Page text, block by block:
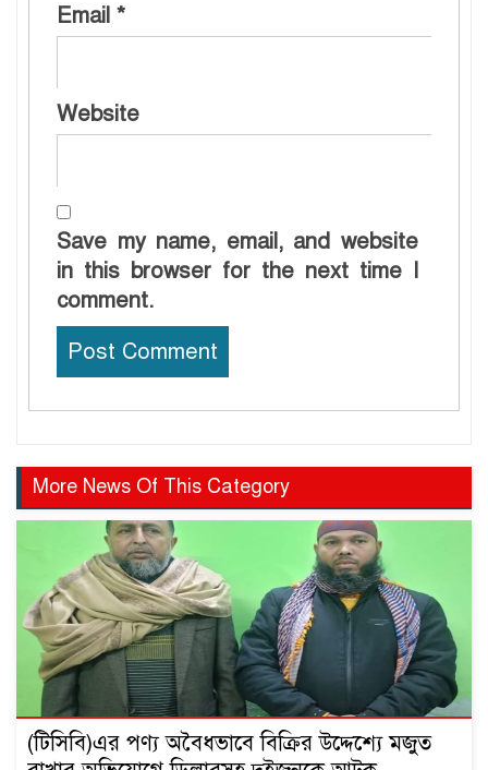
Email *
Website
Save my name, email, and website
in this browser for the next time I
comment.
More News Of This Category
(টিসিবি)এর পণ্য অবৈধভাবে বিক্রির উদ্দেশ্যে মজুত